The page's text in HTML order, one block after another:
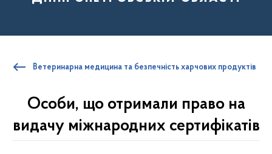
Ветеринарна медицина та безпечність харчових продуктів
Особи, що отримали право на
видачу міжнародних сертифікатів